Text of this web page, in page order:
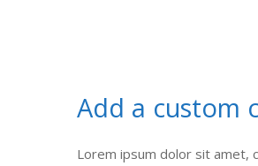
Add a custom
Lorem ipsum dolor sit amet,